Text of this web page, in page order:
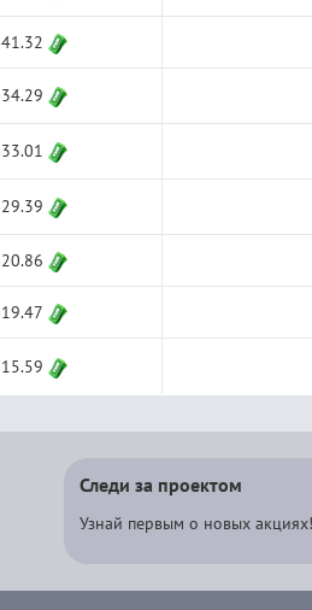
Следи за проектом
Узнай первым о новых акциях!